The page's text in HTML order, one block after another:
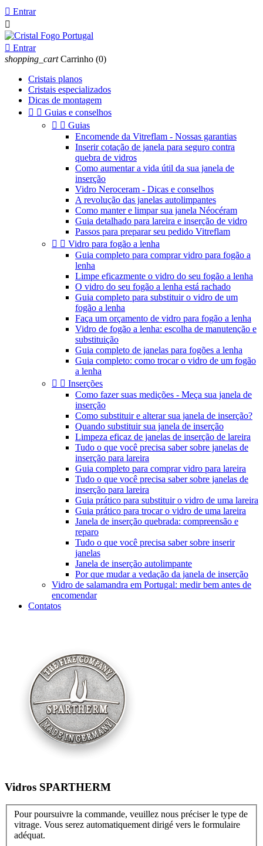
 Entrar

 Entrar
shopping_cart Carrinho (0)
Cristais planos
Cristais especializados
Dicas de montagem
  Guias e conselhos
  Guias
Encomende da Vitreflam - Nossas garantias
Inserir cotação de janela para seguro contra
quebra de vidros
Como aumentar a vida útil da sua janela de
inserção
Vidro Neroceram - Dicas e conselhos
A revolução das janelas autolimpantes
Como manter e limpar sua janela Néocéram
Guia detalhado para lareira e inserção de vidro
Passos para preparar seu pedido Vitreflam
  Vidro para fogão a lenha
Guia completo para comprar vidro para fogão a
lenha
Limpe eficazmente o vidro do seu fogão a lenha
O vidro do seu fogão a lenha está rachado
Guia completo para substituir o vidro de um
fogão a lenha
Faça um orçamento de vidro para fogão a lenha
Vidro de fogão a lenha: escolha de manutenção e
substituição
Guia completo de janelas para fogões a lenha
Guia completo: como trocar o vidro de um fogão
a lenha
  Inserções
Como fazer suas medições - Meça sua janela de
inserção
Como substituir e alterar sua janela de inserção?
Quando substituir sua janela de inserção
Limpeza eficaz de janelas de inserção de lareira
Tudo o que você precisa saber sobre janelas de
inserção para lareira
Guia completo para comprar vidro para lareira
Tudo o que você precisa saber sobre janelas de
inserção para lareira
Guia prático para substituir o vidro de uma lareira
Guia prático para trocar o vidro de uma lareira
Janela de inserção quebrada: compreensão e
reparo
Tudo o que você precisa saber sobre inserir
janelas
Janela de inserção autolimpante
Por que mudar a vedação da janela de inserção
Vidro de salamandra em Portugal: medir bem antes de
encomendar
Contatos
Vidros SPARTHERM
Pour poursuivre la commande, veuillez nous préciser le type de
vitrage. Vous serez automatiquement dirigé vers le formulaire
adéquat.